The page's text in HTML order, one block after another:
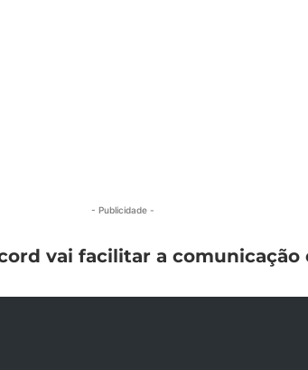
- Publicidade -
vai facilitar a